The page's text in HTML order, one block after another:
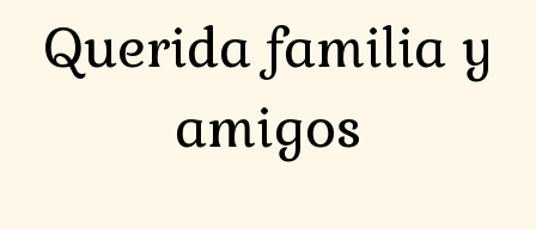
Querida familia y
amigos